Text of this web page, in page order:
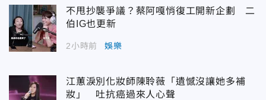
不甩抄襲爭議？蔡阿嘎悄復工開新企劃 二
伯IG也更新
2小時前 娛樂
江蕙淚別化妝師陳聆薇「遺憾沒讓她多補
妝」 吐抗癌過來人心聲